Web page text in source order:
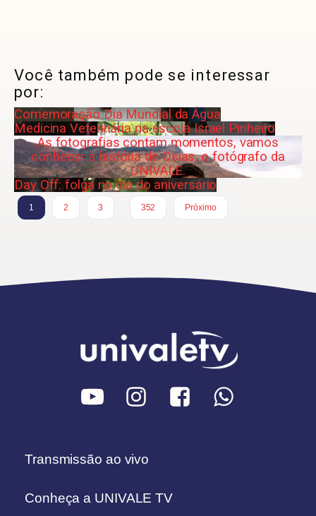
Você também pode se interessar
por:
Comemoração Dia Mundial da Água
Medicina Veterinária na escola Israel Pinheiro
As fotografias contam momentos, vamos
conhecer a história de Osias, o fotógrafo da
UNIVALE.
Day Off: folga no dia do aniversário
1 2 3
352
Próximo
Transmissão ao vivo
Conheça a UNIVALE TV